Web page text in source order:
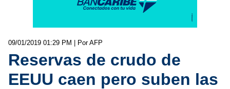
09/01/2019 01:29 PM | Por AFP
Reservas de crudo de
EEUU caen pero suben las